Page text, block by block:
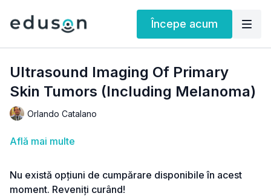
Începe acum
Ultrasound Imaging Of Primary
Skin Tumors (Including Melanoma)
Orlando Catalano
Află mai multe
Nu există opțiuni de cumpărare disponibile în acest
moment. Reveniți curând!